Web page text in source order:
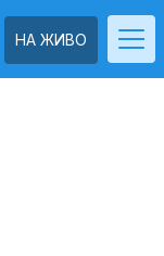
НА ЖИВО